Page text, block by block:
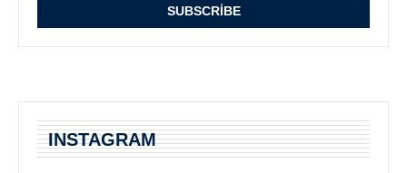
INSTAGRAM